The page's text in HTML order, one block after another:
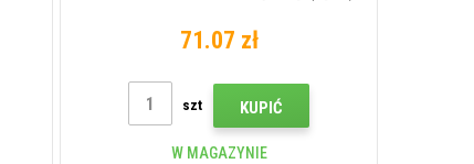
71.07 zł
szt KUPIĆ
W MAGAZYNIE